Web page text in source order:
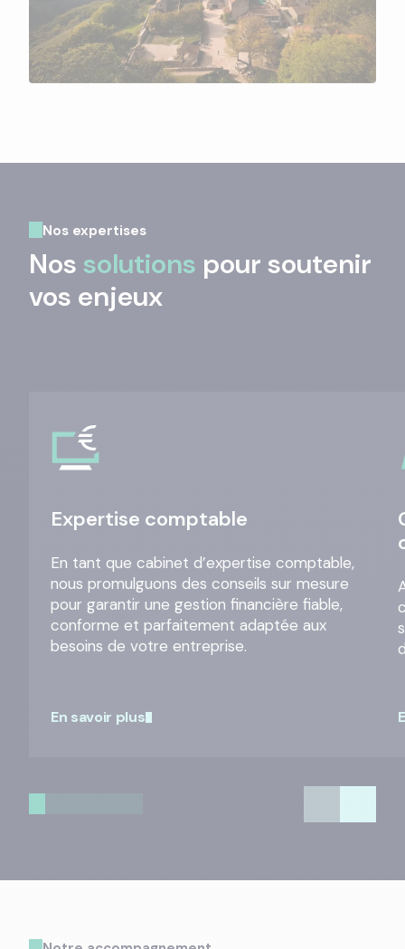
Nos expertises
Nos solutions pour soutenir
vos enjeux
Expertise comptable
En tant que cabinet d’expertise comptable,
nous promulguons des conseils sur mesure
pour garantir une gestion financière fiable,
conforme et parfaitement adaptée aux
besoins de votre entreprise.
En savoir plus